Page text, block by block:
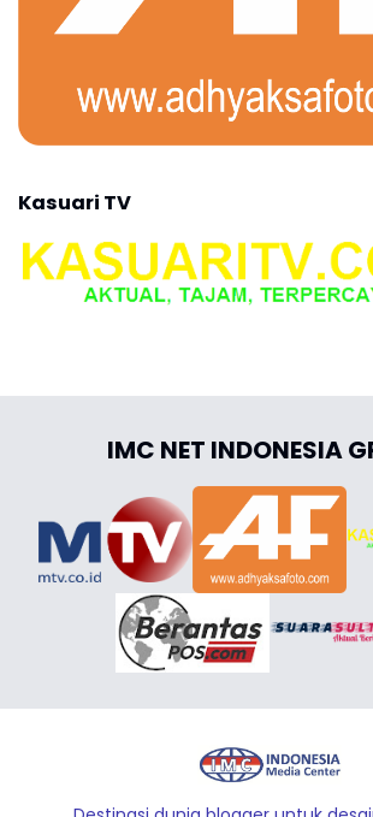
Kasuari TV
IMC NET INDONESIA